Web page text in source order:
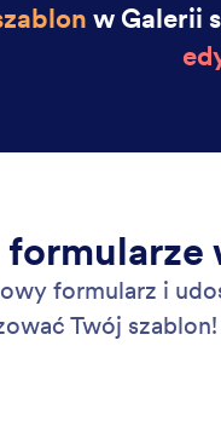
w Galerii
formularz i
Twój szablon!